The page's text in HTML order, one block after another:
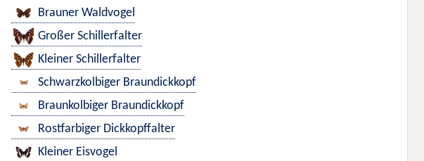
Brauner Waldvogel
Großer Schillerfalter
Kleiner Schillerfalter
Schwarzkolbiger Braundickkopf
Braunkolbiger Braundickkopf
Rostfarbiger Dickkopffalter
Kleiner Eisvogel